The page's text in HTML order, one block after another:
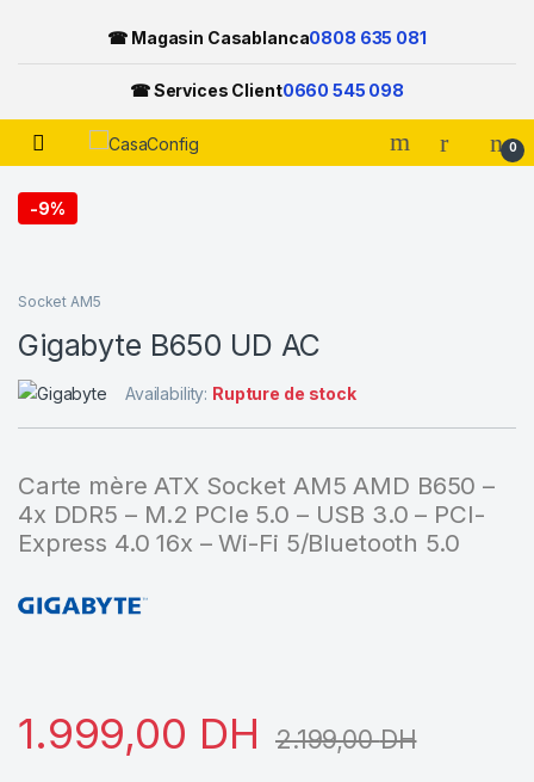
☎ Magasin Casablanca0808 635 081
☎ Services Client0660 545 098
Open 0
-9%
Socket AM5
Gigabyte B650 UD AC
Availability: Rupture de stock
Carte mère ATX Socket AM5 AMD B650 –
4x DDR5 – M.2 PCIe 5.0 – USB 3.0 – PCI-
Express 4.0 16x – Wi-Fi 5/Bluetooth 5.0
1.999,00 DH 2.199,00DH